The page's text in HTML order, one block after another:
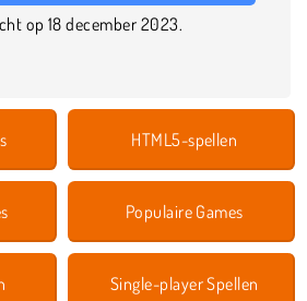
op 18 december 2023.
HTML5-spellen
Populaire Games
Single-player Spellen